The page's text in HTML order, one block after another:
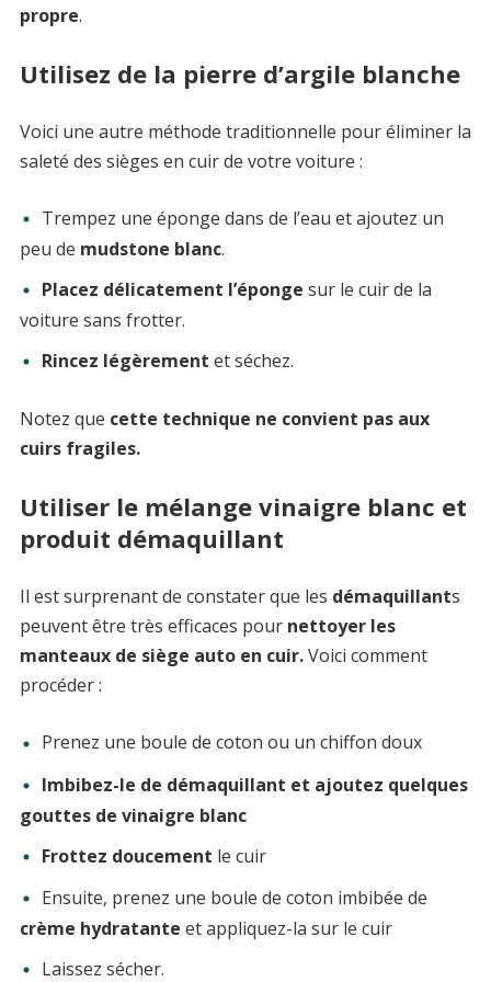
propre.
Utilisez de la pierre d’argile blanche
Voici une autre méthode traditionnelle pour éliminer la
saleté des sièges en cuir de votre voiture :
Trempez une éponge dans de l’eau et ajoutez un
peu de mudstone blanc.
Placez délicatement l’éponge sur le cuir de la
voiture sans frotter.
Rincez légèrement et séchez.
Notez que cette technique ne convient pas aux
cuirs fragiles.
Utiliser le mélange vinaigre blanc et
produit démaquillant
Il est surprenant de constater que les démaquillants
peuvent être très efficaces pour nettoyer les
manteaux de siège auto en cuir.Voici comment
procéder :
Prenez une boule de coton ou un chiffon doux
Imbibez-le de démaquillant et ajoutez quelques
gouttes de vinaigre blanc
Frottez doucement le cuir
Ensuite, prenez une boule de coton imbibée de
crème hydratante et appliquez-la sur le cuir
Laissez sécher.